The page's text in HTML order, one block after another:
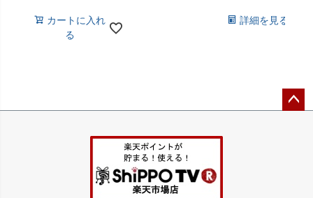
カートに入れ
る
詳細を見る